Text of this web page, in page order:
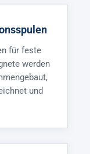
für feste
werden
und